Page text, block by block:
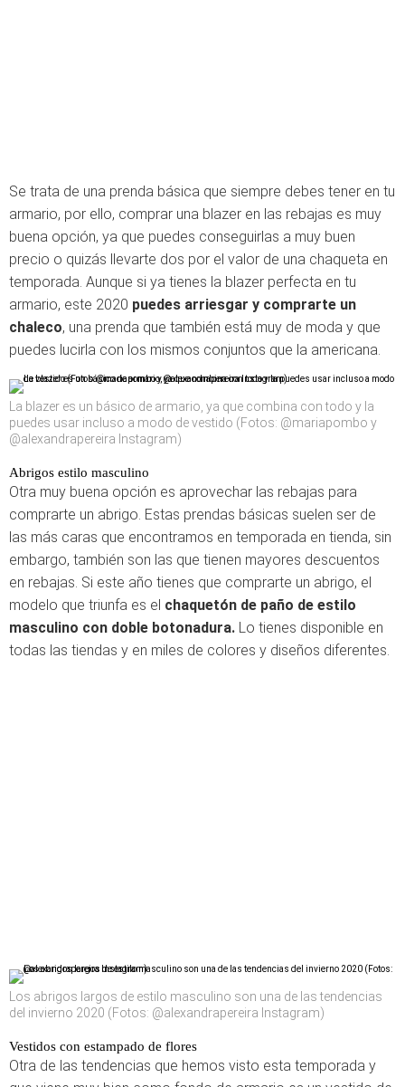
Se trata de una prenda básica que siempre debes tener en tu
armario, por ello, comprar una blazer en las rebajas es muy
buena opción, ya que puedes conseguirlas a muy buen
precio o quizás llevarte dos por el valor de una chaqueta en
temporada. Aunque si ya tienes la blazer perfecta en tu
armario, este 2020 puedes arriesgar y comprarte un
chaleco, una prenda que también está muy de moda y que
puedes lucirla con los mismos conjuntos que la americana.
La blazer es un básico de armario, ya que combina con todo y la
puedes usar incluso a modo de vestido (Fotos: @mariapombo y
@alexandrapereira Instagram)
Abrigos estilo masculino
Otra muy buena opción es aprovechar las rebajas para
comprarte un abrigo. Estas prendas básicas suelen ser de
las más caras que encontramos en temporada en tienda, sin
embargo, también son las que tienen mayores descuentos
en rebajas. Si este año tienes que comprarte un abrigo, el
modelo que triunfa es el chaquetón de paño de estilo
masculino con doble botonadura. Lo tienes disponible en
todas las tiendas y en miles de colores y diseños diferentes.
Los abrigos largos de estilo masculino son una de las tendencias
del invierno 2020 (Fotos: @alexandrapereira Instagram)
Vestidos con estampado de flores
Otra de las tendencias que hemos visto esta temporada y